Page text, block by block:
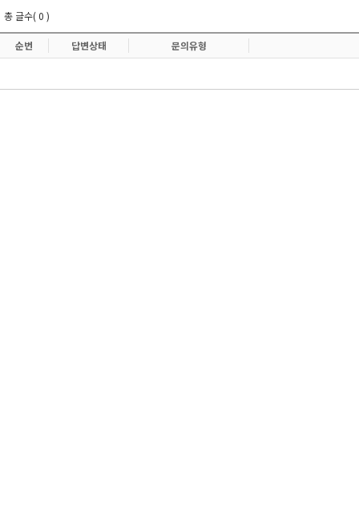
총 글수( 0 )
순번 답변상태 문의유형